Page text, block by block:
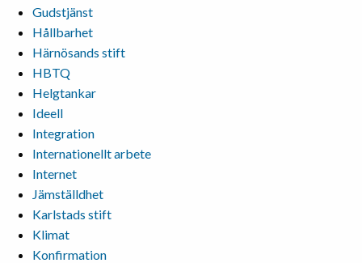
Gudstjänst
Hållbarhet
Härnösands stift
HBTQ
Helgtankar
Ideell
Integration
Internationellt arbete
Internet
Jämställdhet
Karlstads stift
Klimat
Konfirmation